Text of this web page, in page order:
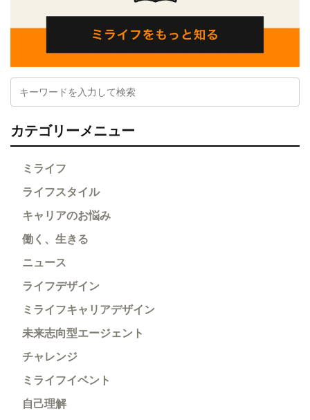
カテゴリーメニュー
ミライフ
ライフスタイル
キャリアのお悩み
働く、生きる
ニュース
ライフデザイン
ミライフキャリアデザイン
未来志向型エージェント
チャレンジ
ミライフイベント
自己理解